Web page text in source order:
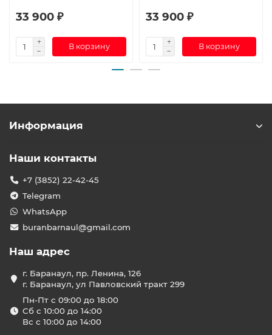
33 900 ₽
В корзину
33 900 ₽
В корзину
Информация
Наши контакты
+7 (3852) 22-42-45
Telegram
WhatsApp
buranbarnaul@gmail.com
Наш адрес
г. Баранаул, пр. Ленина, 126
г. Баранаул, ул Павловский тракт 299
Пн-Пт с 09:00 до 18:00
Сб с 10:00 до 14:00
Вс с 10:00 до 14:00